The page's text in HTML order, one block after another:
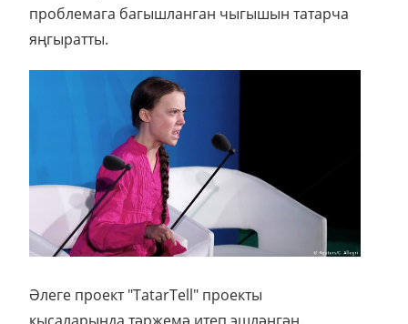
проблемага багышланган чыгышын татарча
яңгыратты.
Әлеге проект "TatarTell" проекты